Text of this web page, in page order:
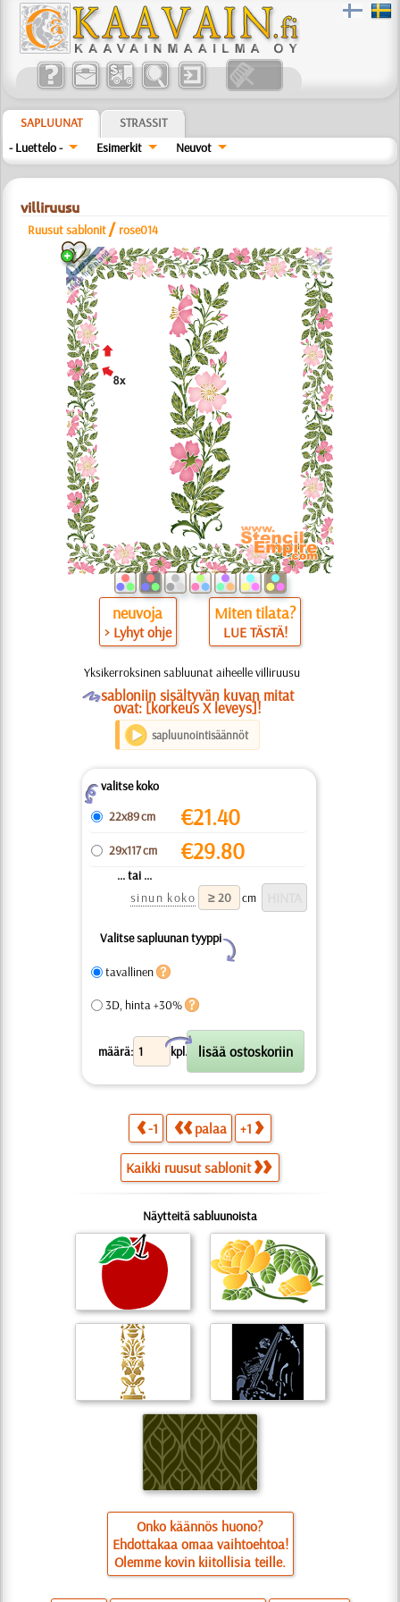
SAPLUUNAT
STRASSIT
- Luettelo -
Esimerkit Neuvot
villiruusu
Ruusut sablonit / rose014
a
neuvoja
> Lyhyt ohje
Miten tilata?
LUE TÄSTÄ!
Yksikerroksinen sabluunat aiheelle villiruusu
Osabloniin sisältyvän kuvan mitat
ovat: [korkeus X leveys]!
sapluunointisäännöt
Zvalitse koko
22x89 cm
€21.40
29x117 cm €29.80
... tai ...
sinun koko
cm
Valitse sapluunan tyyppi
Y
tavallinen
3D, hinta +30%
määrä: kpl.
X
-1 palaa +1
Kaikki ruusut sablonit
Näytteitä sabluunoista
Onko käännös huono?
Ehdottakaa omaa vaihtoehtoa!
Olemme kovin kiitollisia teille.